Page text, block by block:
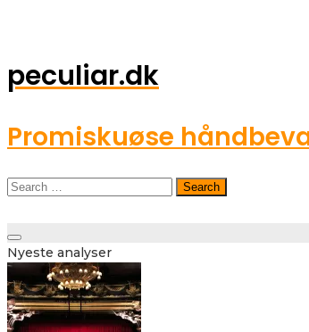
peculiar.dk
Promiskuøse
Search
Toggle
navigation
Nyeste analyser